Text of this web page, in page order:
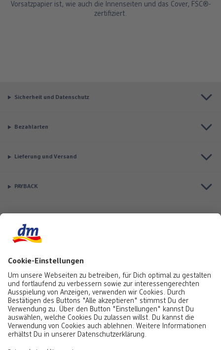
Vorsatzpapier ist, wie auch die Innenseiten und das Cover, FSC®-
zertifiziert.
Sicherheit und Datenschutz
Bezahlarten
Lieferung und Versand
PAYBACK
Service & Auftragsstatus
Informationen
Rufe uns gerne an:0441 18131903 Montag bis Samstag: 8:00 – 20:00 Uhr,